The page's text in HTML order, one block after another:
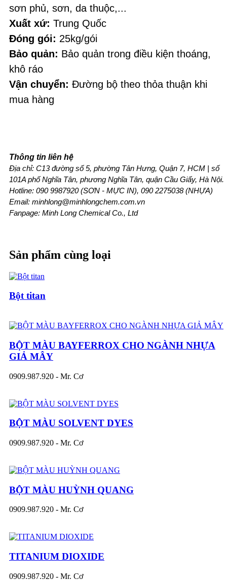
sơn phủ, sơn, da thuộc,...
Xuất xứ: Trung Quốc
Đóng gói: 25kg/gói
Bảo quản: Bảo quản trong điều kiện thoáng,
khô ráo
Vận chuyển: Đường bộ theo thỏa thuận khi
mua hàng
Thông tin liên hệ
Địa chỉ: C13 đường số 5, phường Tân Hưng, Quận 7, HCM | số
101A phố Nghĩa Tân, phương Nghĩa Tân, quận Cầu Giấy, Hà Nội.
Hotline: 090 9987920 (SƠN - MỰC IN), 090 2275038 (NHỰA)
Email: minhlong@minhlongchem.com.vn
Fanpage: Minh Long Chemical Co., Ltd
Sản phẩm cùng loại
Bột titan
BỘT MÀU BAYFERROX CHO NGÀNH NHỰA
GIẢ MÂY
0909.987.920 - Mr. Cơ
BỘT MÀU SOLVENT DYES
0909.987.920 - Mr. Cơ
BỘT MÀU HUỲNH QUANG
0909.987.920 - Mr. Cơ
TITANIUM DIOXIDE
0909.987.920 - Mr. Cơ